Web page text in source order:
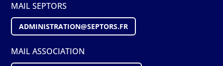
MAIL SEPTORS
ADMINISTRATION@SEPTORS.FR
MAIL ASSOCIATION